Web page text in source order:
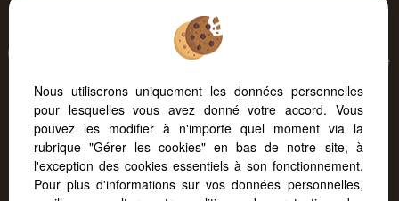
Afin de vous offrir un confort de lecture permanent, depuis
votre PC, votre tablette ou votre smartphone, notre site s'adapte
Logiciel transaction
Création site immobilier
Référencement site immobilier
Nous utiliserons uniquement les données personnelles
pour lesquelles vous avez donné votre accord. Vous
pouvez les modifier à n'importe quel moment via la
rubrique "Gérer les cookies" en bas de notre site, à
l'exception des cookies essentiels à son fonctionnement.
Pour plus d'informations sur vos données personnelles,